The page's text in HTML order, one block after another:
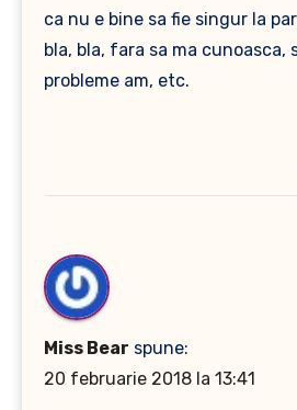
ca nu e bine sa fie singur la
bla, bla, fara sa ma cunoasca,
probleme am, etc.
Miss Bear spune:
20 februarie 2018 la 13:41